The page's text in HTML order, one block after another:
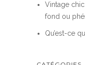
Vintage
fond ou
Qu’est-ce